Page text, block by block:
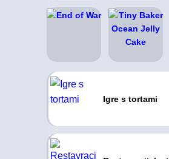
Igre s tortami